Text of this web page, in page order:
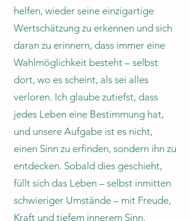
helfen, wieder seine einzigartige
Wertschätzung zu erkennen und sich
daran zu erinnern, dass immer eine
Wahlmöglichkeit besteht – selbst
dort, wo es scheint, als sei alles
verloren. Ich glaube zutiefst, dass
jedes Leben eine Bestimmung hat,
und unsere Aufgabe ist es nicht,
einen Sinn zu erfinden, sondern ihn zu
entdecken. Sobald dies geschieht,
füllt sich das Leben – selbst inmitten
schwieriger Umstände – mit Freude,
Kraft und tiefem innerem Sinn.